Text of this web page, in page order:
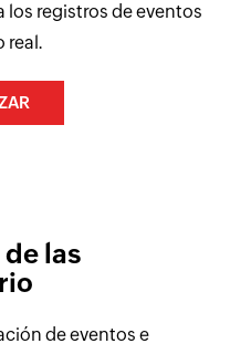
los registros de eventos
real.
las
de eventos e